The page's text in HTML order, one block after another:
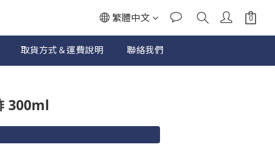
繁體中文
取貨方式＆運費說明 聯絡我們
300ml